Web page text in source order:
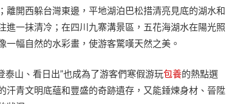
離開西躲台灣東邊，平地湖泊巴松措清亮見底的湖水和
進一抹清冷；在四川九寨溝景區，五花海湖水在陽光照
幅自然的水彩畫，使游客驚嘆天然之美。
泰山、看日出”也成為了游客們寒假游玩包養的熱點選
汗青文明底蘊和豐盛的奇跡遺存，又能錘煉身材、晉陞